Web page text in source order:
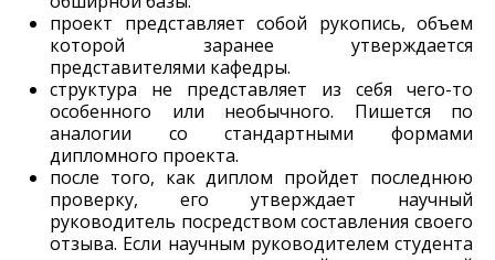
проект представляет собой рукопись, объем
которой заранее утверждается
представителями кафедры.
структура не представляет из себя чего-то
особенного или необычного. Пишется по
аналогии со стандартными формами
дипломного проекта.
после того, как диплом пройдет последнюю
проверку, его утверждает научный
руководитель посредством составления своего
отзыва. Если научным руководителем студента